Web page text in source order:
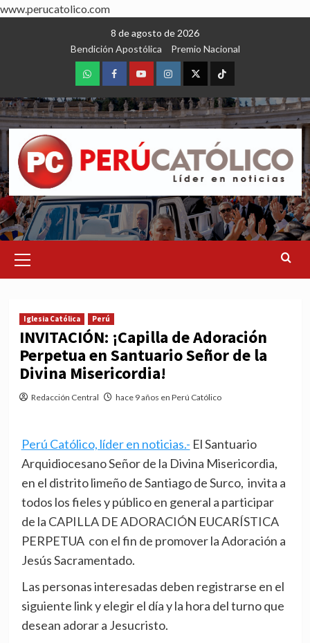
www.perucatolico.com
8 de agosto de 2026
Bendición Apostólica
Premio Nacional
WhatsAppFacebookYoutubeInstagram
X TikTok
Menu
Iglesia Católica Perú
INVITACIÓN: ¡Capilla de Adoración
Perpetua en Santuario Señor de la
Divina Misericordia!
Redacción Central hace 9 años en Perú Católico
Perú Católico, líder en noticias.- El Santuario
Arquidiocesano Señor de la Divina Misericordia,
en el distrito limeño de Santiago de Surco, invita a
todos los fieles y público en general a participar
de la CAPILLA DE ADORACIÓN EUCARÍSTICA
PERPETUA con el fin de promover la Adoración a
Jesús Sacramentado.
Las personas interesadas deben registrarse en el
siguiente link y elegir el día y la hora del turno que
desean adorar a Jesucristo.